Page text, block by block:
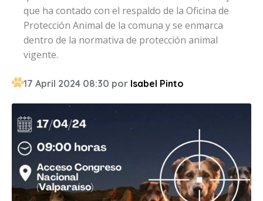
que ha contado con el respaldo de la Oficina de
Protección Animal de la comuna y se enmarca
dentro de la normativa de protección animal
vigente.
17 April 2024 08:30 por Isabel Pinto